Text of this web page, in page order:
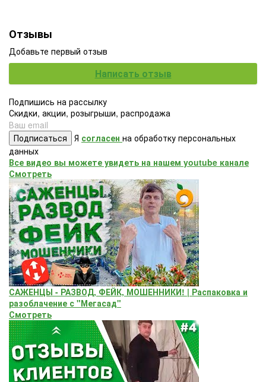
Отзывы
Добавьте первый отзыв
Написать отзыв
Подпишись на рассылку
Скидки, акции, розыгрыши, распродажа
Подписаться Я согласен на обработку персональных
данных
Все видео вы можете увидеть на нашем youtube канале
Смотреть
САЖЕНЦЫ - РАЗВОД, ФЕЙК, МОШЕННИКИ! | Распаковка и
разоблачение с "Мегасад"
Смотреть